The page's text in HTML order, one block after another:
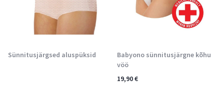
Sünnitusjärgsed aluspüksid
Babyono sünnitusjärgne kõhu
vöö
19,90€